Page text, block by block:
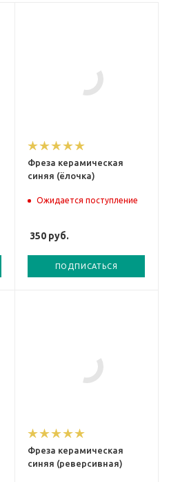
Фреза керамическая
синяя (ёлочка)
Ожидается поступление
350 руб.
ПОДПИСАТЬСЯ
Фреза керамическая
синяя (реверсивная)